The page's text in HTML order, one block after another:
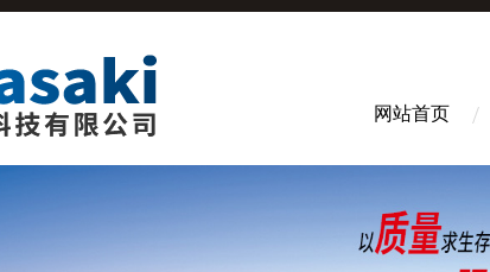
网站首页